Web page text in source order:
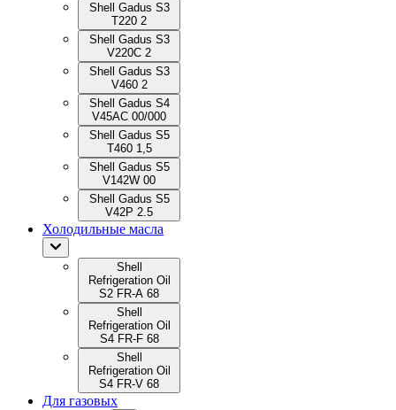
Shell Gadus S3
T220 2
Shell Gadus S3
V220C 2
Shell Gadus S3
V460 2
Shell Gadus S4
V45AC 00/000
Shell Gadus S5
T460 1,5
Shell Gadus S5
V142W 00
Shell Gadus S5
V42P 2.5
Холодильные масла
Shell
Refrigeration Oil
S2 FR-A 68
Shell
Refrigeration Oil
S4 FR-F 68
Shell
Refrigeration Oil
S4 FR-V 68
Для газовых